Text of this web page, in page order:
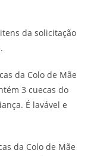
da solicitação
da Colo de Mãe
3 cuecas do
É lavável e
da Colo de Mãe